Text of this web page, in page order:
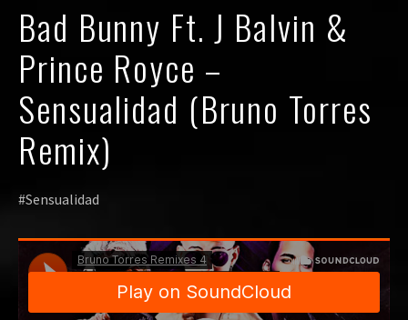
Bad Bunny Ft. J Balvin &
Prince Royce –
Sensualidad (Bruno Torres
Remix)
#Sensualidad